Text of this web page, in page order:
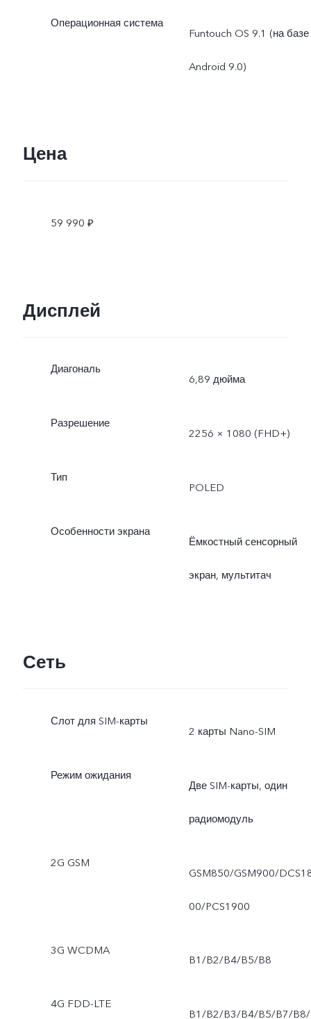
Операционная система
Funtouch OS 9.1 (на базе
Android 9.0)
Цена
59 990 ₽
Дисплей
Диагональ
6,89 дюйма
Разрешение
2256 × 1080 (FHD+)
Тип
POLED
Особенности экрана
Ёмкостный сенсорный
экран, мультитач
Сеть
Слот для SIM-карты
2 карты Nano-SIM
Режим ожидания
Две SIM-карты, один
радиомодуль
2G GSM
GSM850/GSM900/
00/PCS1900
3G WCDMA
B1/B2/B4/B5/B8
4G FDD-LTE
B1/B2/B3/B4/B5/B7/B8/